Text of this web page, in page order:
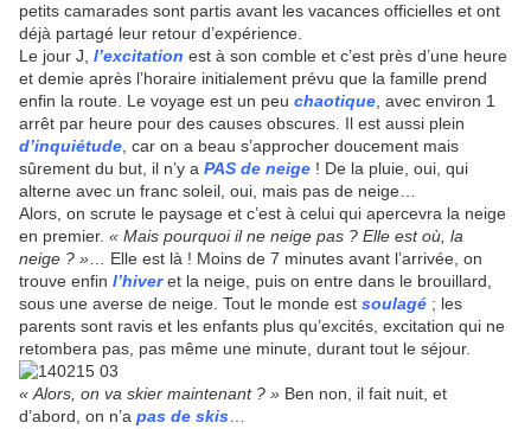
petits camarades sont partis avant les vacances officielles et ont
déjà partagé leur retour d’expérience.
Le jour J, l’excitation est à son comble et c’est près d’une heure
et demie après l’horaire initialement prévu que la famille prend
enfin la route. Le voyage est un peu chaotique , avec environ 1
arrêt par heure pour des causes obscures. Il est aussi plein
d’inquiétude , car on a beau s’approcher doucement mais
sûrement du but, il n’y a PAS de neige ! De la pluie, oui, qui
alterne avec un franc soleil, oui, mais pas de neige…
Alors, on scrute le paysage et c’est à celui qui apercevra la neige
en premier. « Mais pourquoi il ne neige pas ? Elle est où, la
neige ? » … Elle est là ! Moins de 7 minutes avant l’arrivée, on
trouve enfin l’hiveret la neige, puis on entre dans le brouillard,
sous une averse de neige. Tout le monde est soulagé ; les
parents sont ravis et les enfants plus qu’excités, excitation qui ne
retombera pas, pas même une minute, durant tout le séjour.
« Alors, on va skier maintenant ? » Ben non, il fait nuit, et
d’abord, on n’a pas de skis